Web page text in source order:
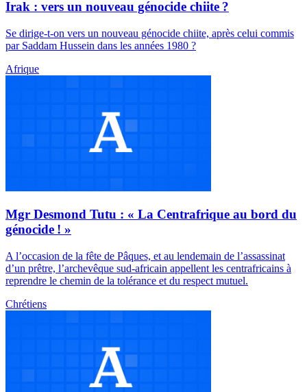
Irak : vers un nouveau génocide chiite ?
Se dirige-t-on vers un nouveau génocide chiite, après celui commis
par Saddam Hussein dans les années 1980 ?
Afrique
Mgr Desmond Tutu : « La Centrafrique au bord du
génocide ! »
A l’occasion de la fête de Pâques, et au lendemain de l’assassinat
d’un prêtre, l’archevêque sud-africain appellent les centrafricains à
reprendre le chemin de la tolérance et du respect mutuel.
Chrétiens